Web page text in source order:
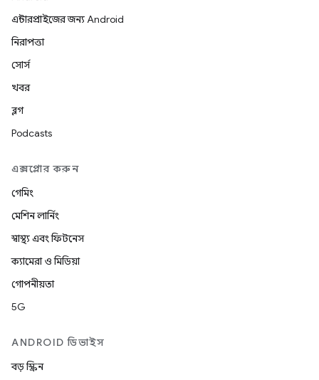
এন্টারপ্রাইজের জন্য Android
নিরাপত্তা
সোর্স
খবর
ব্লগ
Podcasts
এক্সপ্লোর করুন
গেমিং
মেশিন লার্নিং
স্বাস্থ্য এবং ফিটনেস
ক্যামেরা ও মিডিয়া
গোপনীয়তা
5G
ANDROID ডিভাইস
বড় স্ক্রিন